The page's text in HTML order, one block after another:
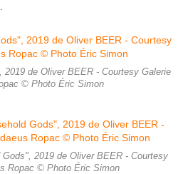
de Oliver BEER - Courtesy Galerie
© Photo Éric Simon
2019 de Oliver BEER - Courtesy
Ropac © Photo Éric Simon